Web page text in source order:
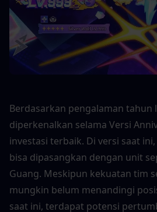
Berdasarkan pengalaman tahun
diperkenalkan selama Versi
investasi terbaik. Di versi saat
bisa dipasangkan dengan unit
Guang. Meskipun kekuatan tim
mungkin belum menandingi
saat ini, terdapat potensi